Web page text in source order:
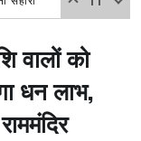
वालों को
धन लाभ,